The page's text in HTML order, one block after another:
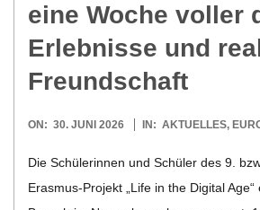
G
O
L
eine Woche vol­ler
Erleb­nisse und
Freundschaft
2026-
ON: 30. JUNI 2026 IN: AKTUELLES,
Die Schü­le­rin­nen und Schü­ler des 9.
Eras­­mus-Pro­­jekt „Life in the Digi­tal